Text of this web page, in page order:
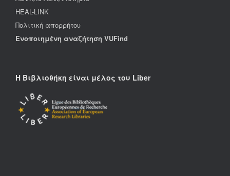
HEAL-LINK
Πολιτική απορρήτου
Ενοποιημένη αναζήτηση VUFind
Η Βιβλιοθήκη είναι μέλος του Liber